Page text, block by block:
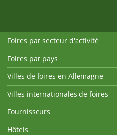
Foires par secteur d'activité
Foires par pays
Villes de foires en Allemagne
Villes internationales de foires
Fournisseurs
Hôtels